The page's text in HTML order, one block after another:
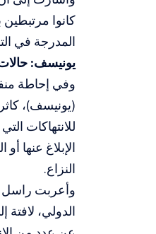
كانوا
المدرجة في
يونيسف: حالات
وفي إحاطة
(يونيسف)،
للانتهاكات
الإبلاغ عنها
النزاع.
وأعربت راسل
الدولي،